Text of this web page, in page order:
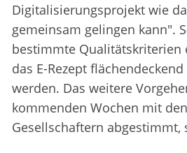
Digitalisierungsprojekt wie
gemeinsam gelingen kann".
bestimmte Qualitätskriterien
das E-Rezept
werden. Das weitere
kommenden Wochen mit den
Gesellschaftern abgestimmt,